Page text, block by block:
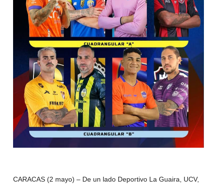
CARACAS (2 mayo) – De un lado Deportivo La Guaira, UCV,